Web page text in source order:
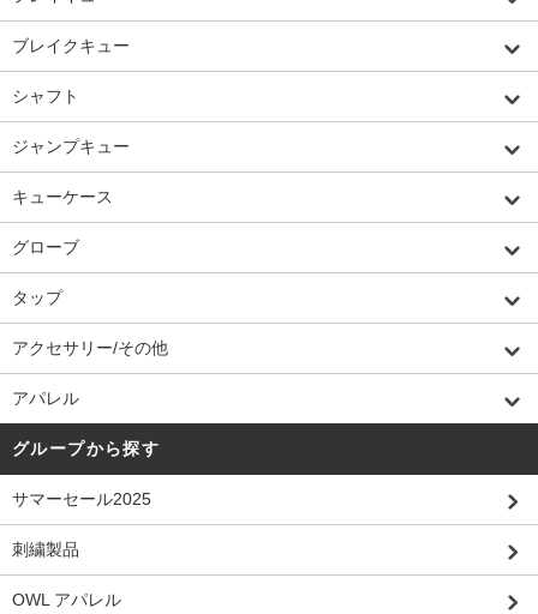
ブレイクキュー
シャフト
ジャンプキュー
キューケース
グローブ
タップ
アクセサリー/その他
アパレル
グループから探す
サマーセール2025
刺繍製品
OWL アパレル